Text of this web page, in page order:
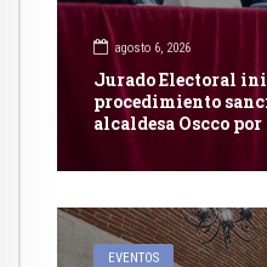
agosto 6, 2026
Jurado Electoral
procedimiento
alcaldesa Oscco
EVENTOS